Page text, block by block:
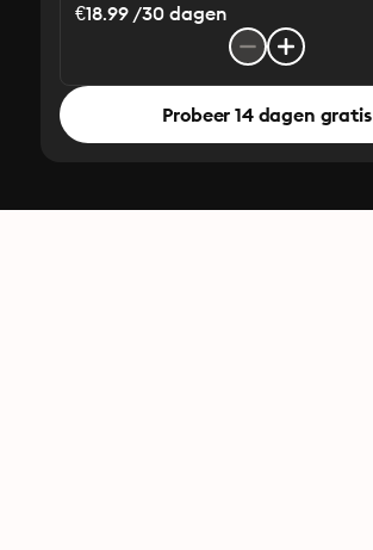
€18.99 /30 dagen
Probeer 14 dagen gratis